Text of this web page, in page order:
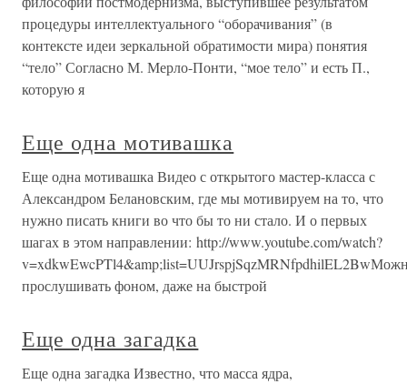
процедуры интеллектуального “оборачивания” (в
контексте идеи зеркальной обратимости мира) понятия
“тело” Согласно М. Мерло-Понти, “мое тело” и есть П.,
которую я
Еще одна мотивашка
Еще одна мотивашка Видео с открытого мастер-класса с
Александром Белановским, где мы мотивируем на то, что
нужно писать книги во что бы то ни стало. И о первых
шагах в этом направлении: http://www.youtube.com/watch?
прослушивать фоном, даже на быстрой
Еще одна загадка
Еще одна загадка Известно, что масса ядра,